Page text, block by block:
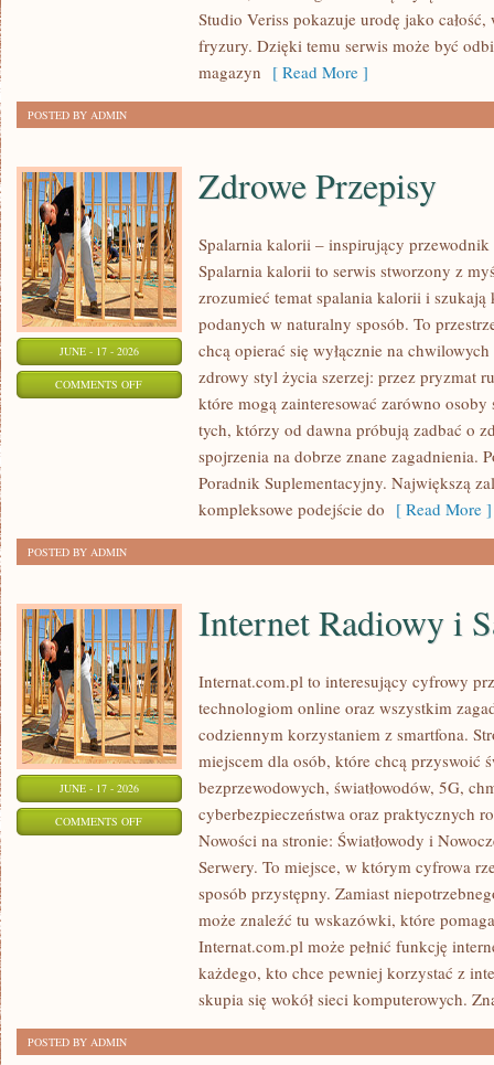
WIZAŻYSTÓWStudio Veriss pokazuje urodę jako
fryzury. Dzięki temu serwis może być
magazyn [ Read More ]
POSTED BY ADMIN
JUNE - 17 - 2026
COMMENTS OFFON
Zdrowe Przepisy
Spalarnia kalorii – inspirujący
Spalarnia kalorii to serwis stworzony z
zrozumieć temat spalania kalorii i
podanych w naturalny sposób. To
chcą opierać się wyłącznie na
zdrowy styl życia szerzej: przez pryzmat
które mogą zainteresować zarówno
tych, którzy od dawna próbują zadbać o
spojrzenia na dobrze znane zagadnienia.
Poradnik Suplementacyjny. Największą
kompleksowe podejście do [ Read More ]
POSTED BY ADMIN
JUNE - 17 - 2026
COMMENTS OFFON
SATELITARNY
Internet Radiowy i
Internat.com.pl to interesujący cyfrowy
technologiom online oraz wszystkim
codziennym korzystaniem z smartfona.
miejscem dla osób, które chcą przyswoić
bezprzewodowych, światłowodów, 5G,
cyberbezpieczeństwa oraz praktycznych
Nowości na stronie: Światłowody i
Serwery. To miejsce, w którym cyfrowa
sposób przystępny. Zamiast
może znaleźć tu wskazówki, które
Internat.com.pl może pełnić funkcję
każdego, kto chce pewniej korzystać z
skupia się wokół sieci komputerowych.
POSTED BY ADMIN